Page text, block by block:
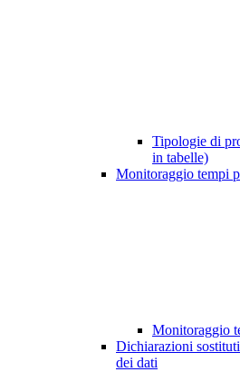
Tipologie di
in tabelle)
Monitoraggio tempi
Monitoraggio
Dichiarazioni
dei dati